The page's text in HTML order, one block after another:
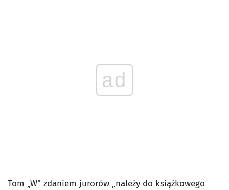
ad
Tom „W” zdaniem jurorów „należy do książkowego